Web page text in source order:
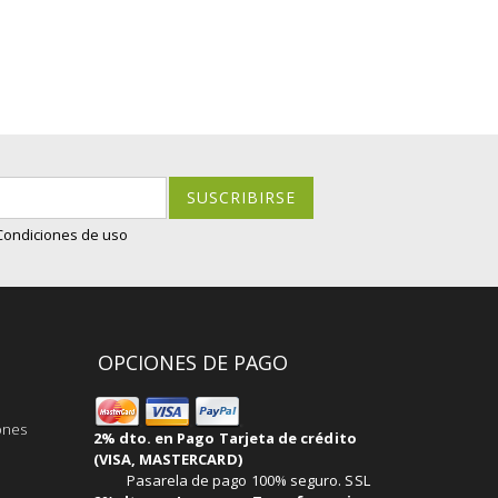
SUSCRIBIRSE
de uso
OPCIONES DE PAGO
2% dto. en Pago Tarjeta de crédito
(VISA, MASTERCARD)
Pasarela de pago 100% seguro. SSL